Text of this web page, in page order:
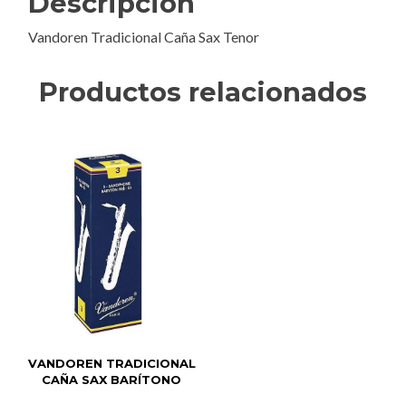
Vandoren Tradicional Caña Sax Tenor
Productos relacionados
VANDOREN TRADICIONAL
CAÑA SAX BARÍTONO